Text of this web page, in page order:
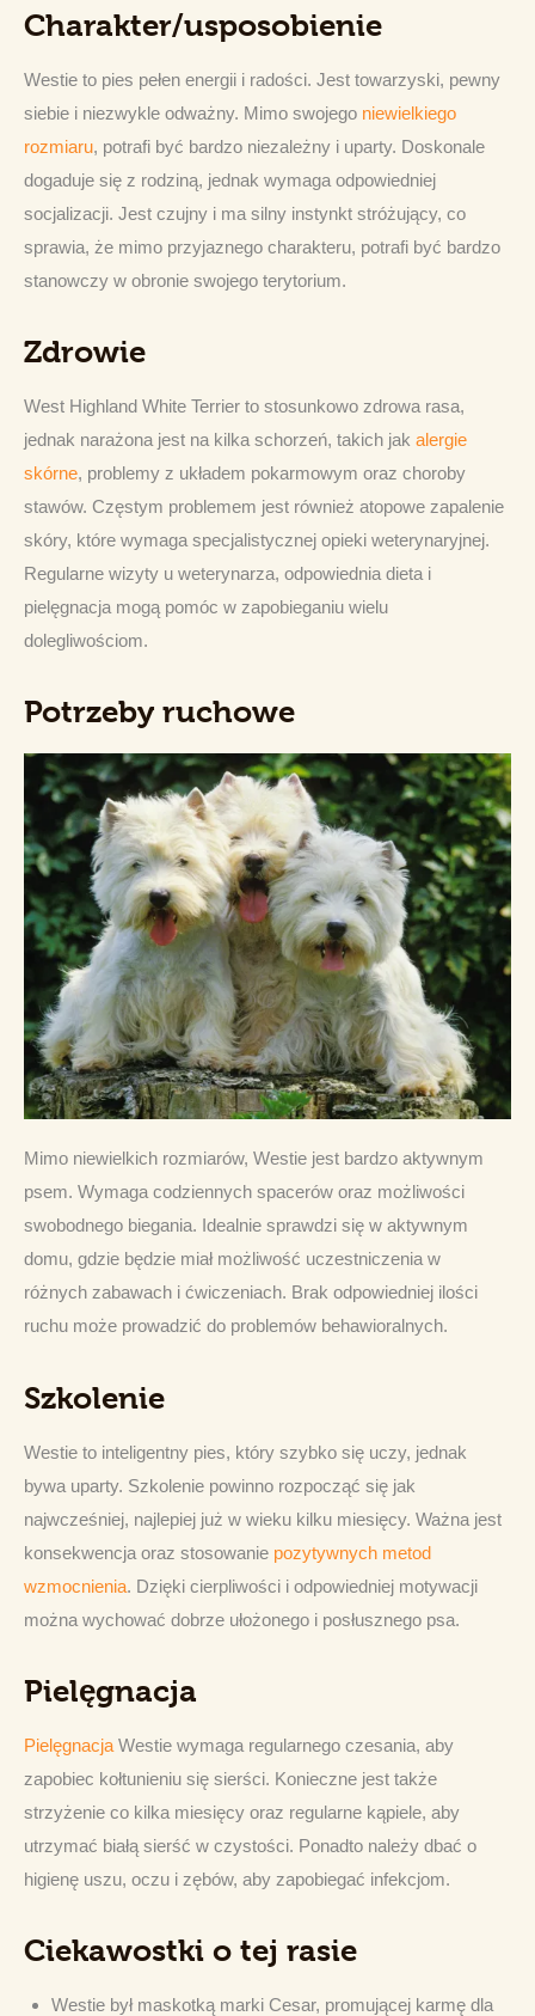
Charakter/usposobienie
Westie to pies pełen energii i radości. Jest towarzyski, pewny
siebie i niezwykle odważny. Mimo swojego niewielkiego
rozmiaru, potrafi być bardzo niezależny i uparty. Doskonale
dogaduje się z rodziną, jednak wymaga odpowiedniej
socjalizacji. Jest czujny i ma silny instynkt stróżujący, co
sprawia, że mimo przyjaznego charakteru, potrafi być bardzo
stanowczy w obronie swojego terytorium.
Zdrowie
West Highland White Terrier to stosunkowo zdrowa rasa,
jednak narażona jest na kilka schorzeń, takich jak alergie
skórne, problemy z układem pokarmowym oraz choroby
stawów. Częstym problemem jest również atopowe zapalenie
skóry, które wymaga specjalistycznej opieki weterynaryjnej.
Regularne wizyty u weterynarza, odpowiednia dieta i
pielęgnacja mogą pomóc w zapobieganiu wielu
dolegliwościom.
Potrzeby ruchowe
Mimo niewielkich rozmiarów, Westie jest bardzo aktywnym
psem. Wymaga codziennych spacerów oraz możliwości
swobodnego biegania. Idealnie sprawdzi się w aktywnym
domu, gdzie będzie miał możliwość uczestniczenia w
różnych zabawach i ćwiczeniach. Brak odpowiedniej ilości
ruchu może prowadzić do problemów behawioralnych.
Szkolenie
Westie to inteligentny pies, który szybko się uczy, jednak
bywa uparty. Szkolenie powinno rozpocząć się jak
najwcześniej, najlepiej już w wieku kilku miesięcy. Ważna jest
konsekwencja oraz stosowanie pozytywnych metod
wzmocnienia. Dzięki cierpliwości i odpowiedniej motywacji
można wychować dobrze ułożonego i posłusznego psa.
Pielęgnacja
Pielęgnacja Westie wymaga regularnego czesania, aby
zapobiec kołtunieniu się sierści. Konieczne jest także
strzyżenie co kilka miesięcy oraz regularne kąpiele, aby
utrzymać białą sierść w czystości. Ponadto należy dbać o
higienę uszu, oczu i zębów, aby zapobiegać infekcjom.
Ciekawostki o tej rasie
Westie był maskotką marki Cesar, promującej karmę dla